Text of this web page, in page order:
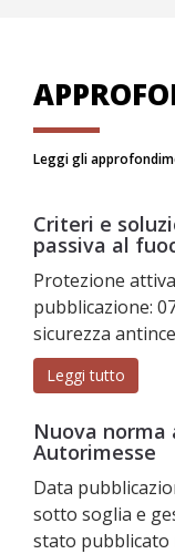
Leggi gli
Criteri e
passiva al
Protezione
pubblicazione:
sicurezza
Leggi tutto
Nuova norma
Autorimesse
Data
sotto soglia e
stato pubblicato